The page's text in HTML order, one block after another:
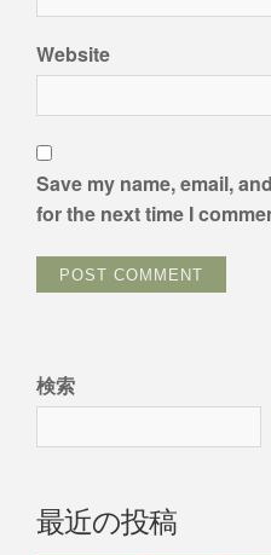
Website
Save my name, email,
for the next time I
検索
最近の投稿